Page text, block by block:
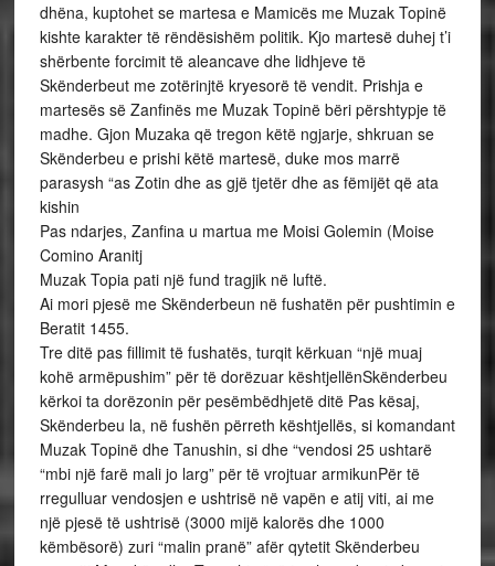
dhëna, kuptohet se martesa e Mamicës me Muzak Topinë
kishte karakter të rëndësishëm politik. Kjo martesë duhej t’i
shërbente forcimit të aleancave dhe lidhjeve të
Skënderbeut me zotërinjtë kryesorë të vendit. Prishja e
martesës së Zanfinës me Muzak Topinë bëri përshtypje të
madhe. Gjon Muzaka që tregon këtë ngjarje, shkruan se
Skënderbeu e prishi këtë martesë, duke mos marrë
parasysh “as Zotin dhe as gjë tjetër dhe as fëmijët që ata
kishin
Pas ndarjes, Zanfina u martua me Moisi Golemin (Moise
Comino Aranitj
Muzak Topia pati një fund tragjik në luftë.
Ai mori pjesë me Skënderbeun në fushatën për pushtimin e
Beratit 1455.
Tre ditë pas fillimit të fushatës, turqit kërkuan “një muaj
kohë armëpushim” për të dorëzuar kështjellënSkënderbeu
kërkoi ta dorëzonin për pesëmbëdhjetë ditë Pas kësaj,
Skënderbeu la, në fushën përreth kështjellës, si komandant
Muzak Topinë dhe Tanushin, si dhe “vendosi 25 ushtarë
“mbi një farë mali jo larg” për të vrojtuar armikunPër të
rregulluar vendosjen e ushtrisë në vapën e atij viti, ai me
një pjesë të ushtrisë (3000 mijë kalorës dhe 1000
këmbësorë) zuri “malin pranë” afër qytetit Skënderbeu